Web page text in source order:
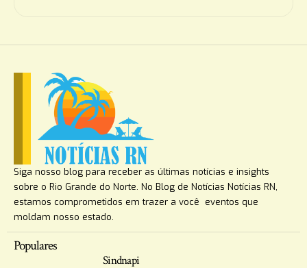
Siga nosso blog para receber as últimas notícias e insights
sobre o Rio Grande do Norte. No Blog de Notícias Notícias RN,
estamos comprometidos em trazer a você eventos que
moldam nosso estado.
Populares
Sindnapi